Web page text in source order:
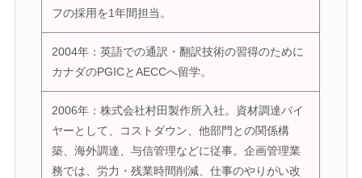
フの採用を1年間担当。
2004年：英語での通訳・翻訳技術の習得のために
カナダのPGICとAECCへ留学。
2006年：株式会社村田製作所入社。資材調達バイ
ヤーとして、コストダウン、他部門との関係構
築、海外調達、与信管理などに従事。企画管理業
務では、労力・残業時間削減、仕事のやりがい改